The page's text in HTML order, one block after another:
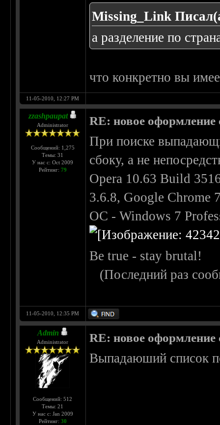
Missing_Link
а разделение по
что конкретно вы
11-05-2010, 12:27 PM
zzashpaupat
Administrator
Сообщений: 1,275
Темы: 31
У нас с: Oct 2009
Рейтинг: 79
RE: новое оформление
При поиске
сбоку, а не
Opera 10.63 Build
3.6.8, Google Chrome
ОС - Windows 7
Be true - stay brutal!
(Последний раз
11-05-2010, 12:35 PM
Admin
Administrator
Сообщений: 512
Темы: 21
У нас с: Jan 2009
Рейтинг: 30
RE: новое оформление
Выпадаюший список